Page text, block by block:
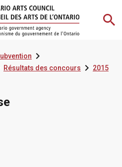

Résultats des concours 2015